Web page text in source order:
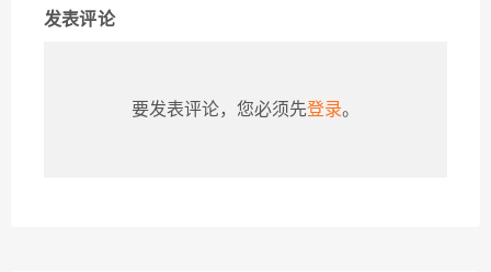
发表评论
要发表评论，您必须先登录。